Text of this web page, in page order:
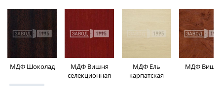
МДФ Шоколад
МДФ Вишня
селекционная
МДФ Ель
карпатская
МДФ